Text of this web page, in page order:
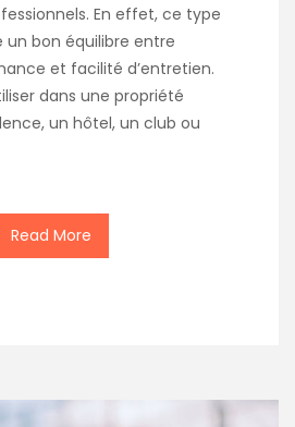
En effet, ce type
bon équilibre entre
et facilité d’entretien.
dans une propriété
un hôtel, un club ou
Read More